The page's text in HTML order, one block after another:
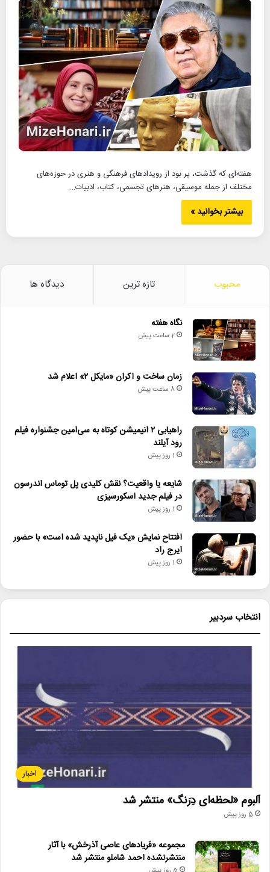
هفته‌ای که گذشت، پر بود از رویدادهای فرهنگی و هنری در حوزه‌های
مختلف از جمله موسیقی، هنرهای تجسمی، کتاب، ادبیات…
بیشتر بخوانید »
محبوب تازه ترین دیدگاه ها
نگاه هفته
2 ساعت پیش
زمان ساخت و اکران «مایکل ۲» اعلام شد
8 ساعت پیش
راهیابی ۲ انیمیشن کوتاه به سی‌امین جشنواره فیلم
رود آیلند
1 روز پیش
شایعه یا واقعیت؟ نقش کلیدی پل توماس اندرسون
در فیلم جدید اسکورسیزی
1 روز پیش
افتتاح نمایش «یک فیل ناپدید شده است» با حضور
ایرج راد
1 روز پیش
انتخاب سردبیر
اخبار
آلبوم «لحظه‌ای دِرَنگ» منتشر شد
5 روز پیش
مجموعه «فریادهای عاصی آذرخش» با آثار
منتشرنشده احمد شاملو منتشر شد